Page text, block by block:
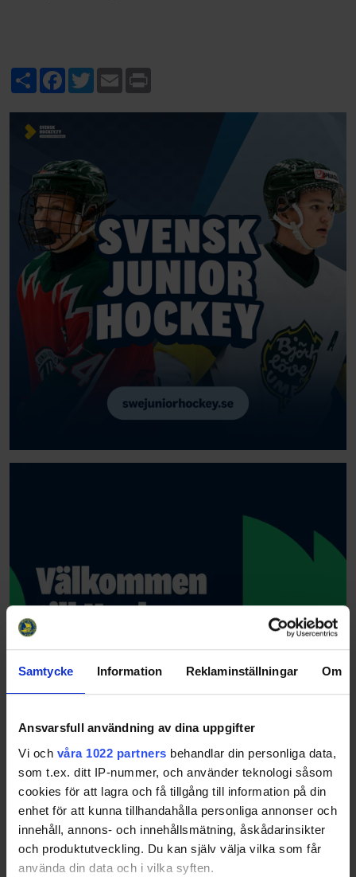
Samtycke Information Reklaminställningar Om
Ansvarsfull användning av dina uppgifter
Vi och våra 1022 partners behandlar din personliga data,
som t.ex. ditt IP-nummer, och använder teknologi såsom
cookies för att lagra och få tillgång till information på din
enhet för att kunna tillhandahålla personliga annonser och
innehåll, annons- och innehållsmätning, åskådarinsikter
och produktutveckling. Du kan själv välja vilka som får
använda din data och i vilka syften.
ShareFacebook
TwitterEmail